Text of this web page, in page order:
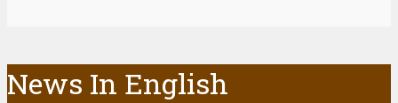
News In English